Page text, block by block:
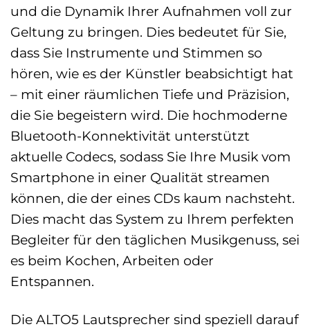
und die Dynamik Ihrer Aufnahmen voll zur
Geltung zu bringen. Dies bedeutet für Sie,
dass Sie Instrumente und Stimmen so
hören, wie es der Künstler beabsichtigt hat
– mit einer räumlichen Tiefe und Präzision,
die Sie begeistern wird. Die hochmoderne
Bluetooth-Konnektivität unterstützt
aktuelle Codecs, sodass Sie Ihre Musik vom
Smartphone in einer Qualität streamen
können, die der eines CDs kaum nachsteht.
Dies macht das System zu Ihrem perfekten
Begleiter für den täglichen Musikgenuss, sei
es beim Kochen, Arbeiten oder
Entspannen.
Die ALTO5 Lautsprecher sind speziell darauf